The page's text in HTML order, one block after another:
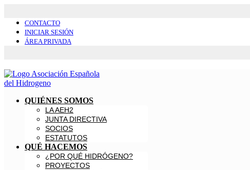
CONTACTO
INICIAR SESIÓN
ÁREA PRIVADA
QUIÉNES SOMOS
LA AEH2
JUNTA DIRECTIVA
SOCIOS
ESTATUTOS
QUÉ HACEMOS
¿POR QUÉ HIDRÓGENO?
PROYECTOS